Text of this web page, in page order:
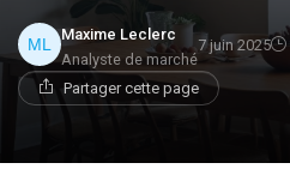
Maxime Leclerc
Analyste de marché
7 juin 2025
Partager cette page